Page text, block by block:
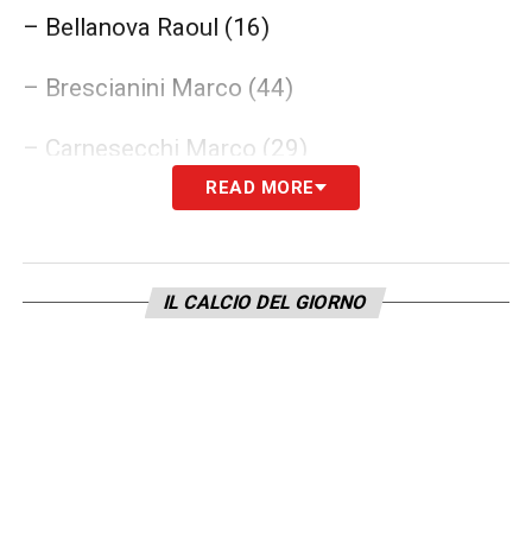
– Bellanova Raoul (16)
– Brescianini Marco (44)
– Carnesecchi Marco (29)
– Cuadrado Juan (7)
– De Ketelaere Charles (17)
READ MORE
IL CALCIO DEL GIORNO